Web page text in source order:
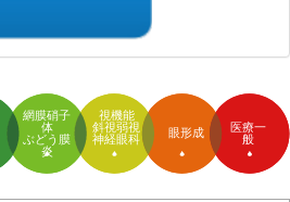
網膜硝子
体
ぶどう膜
炎
視機能
斜視弱視
神経眼科
眼形成
医療一
般